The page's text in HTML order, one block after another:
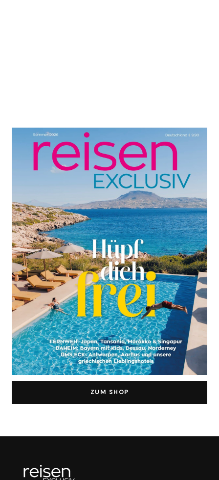
ZUM SHOP